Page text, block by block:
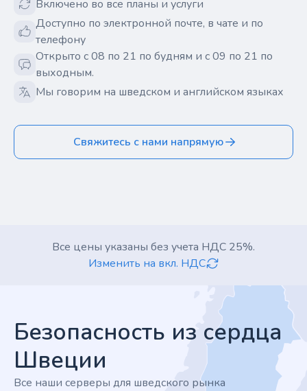
Включено во все планы и услуги
Доступно по электронной почте, в чате и по
телефону
Открыто с 08 по 21 по будням и с 09 по 21 по
выходным.
Мы говорим на шведском и английском языках
Свяжитесь с нами напрямую
Все цены указаны без учета НДС 25%.
Изменить на вкл. НДС
Безопасность из сердца
Швеции
Все наши серверы для шведского рынка